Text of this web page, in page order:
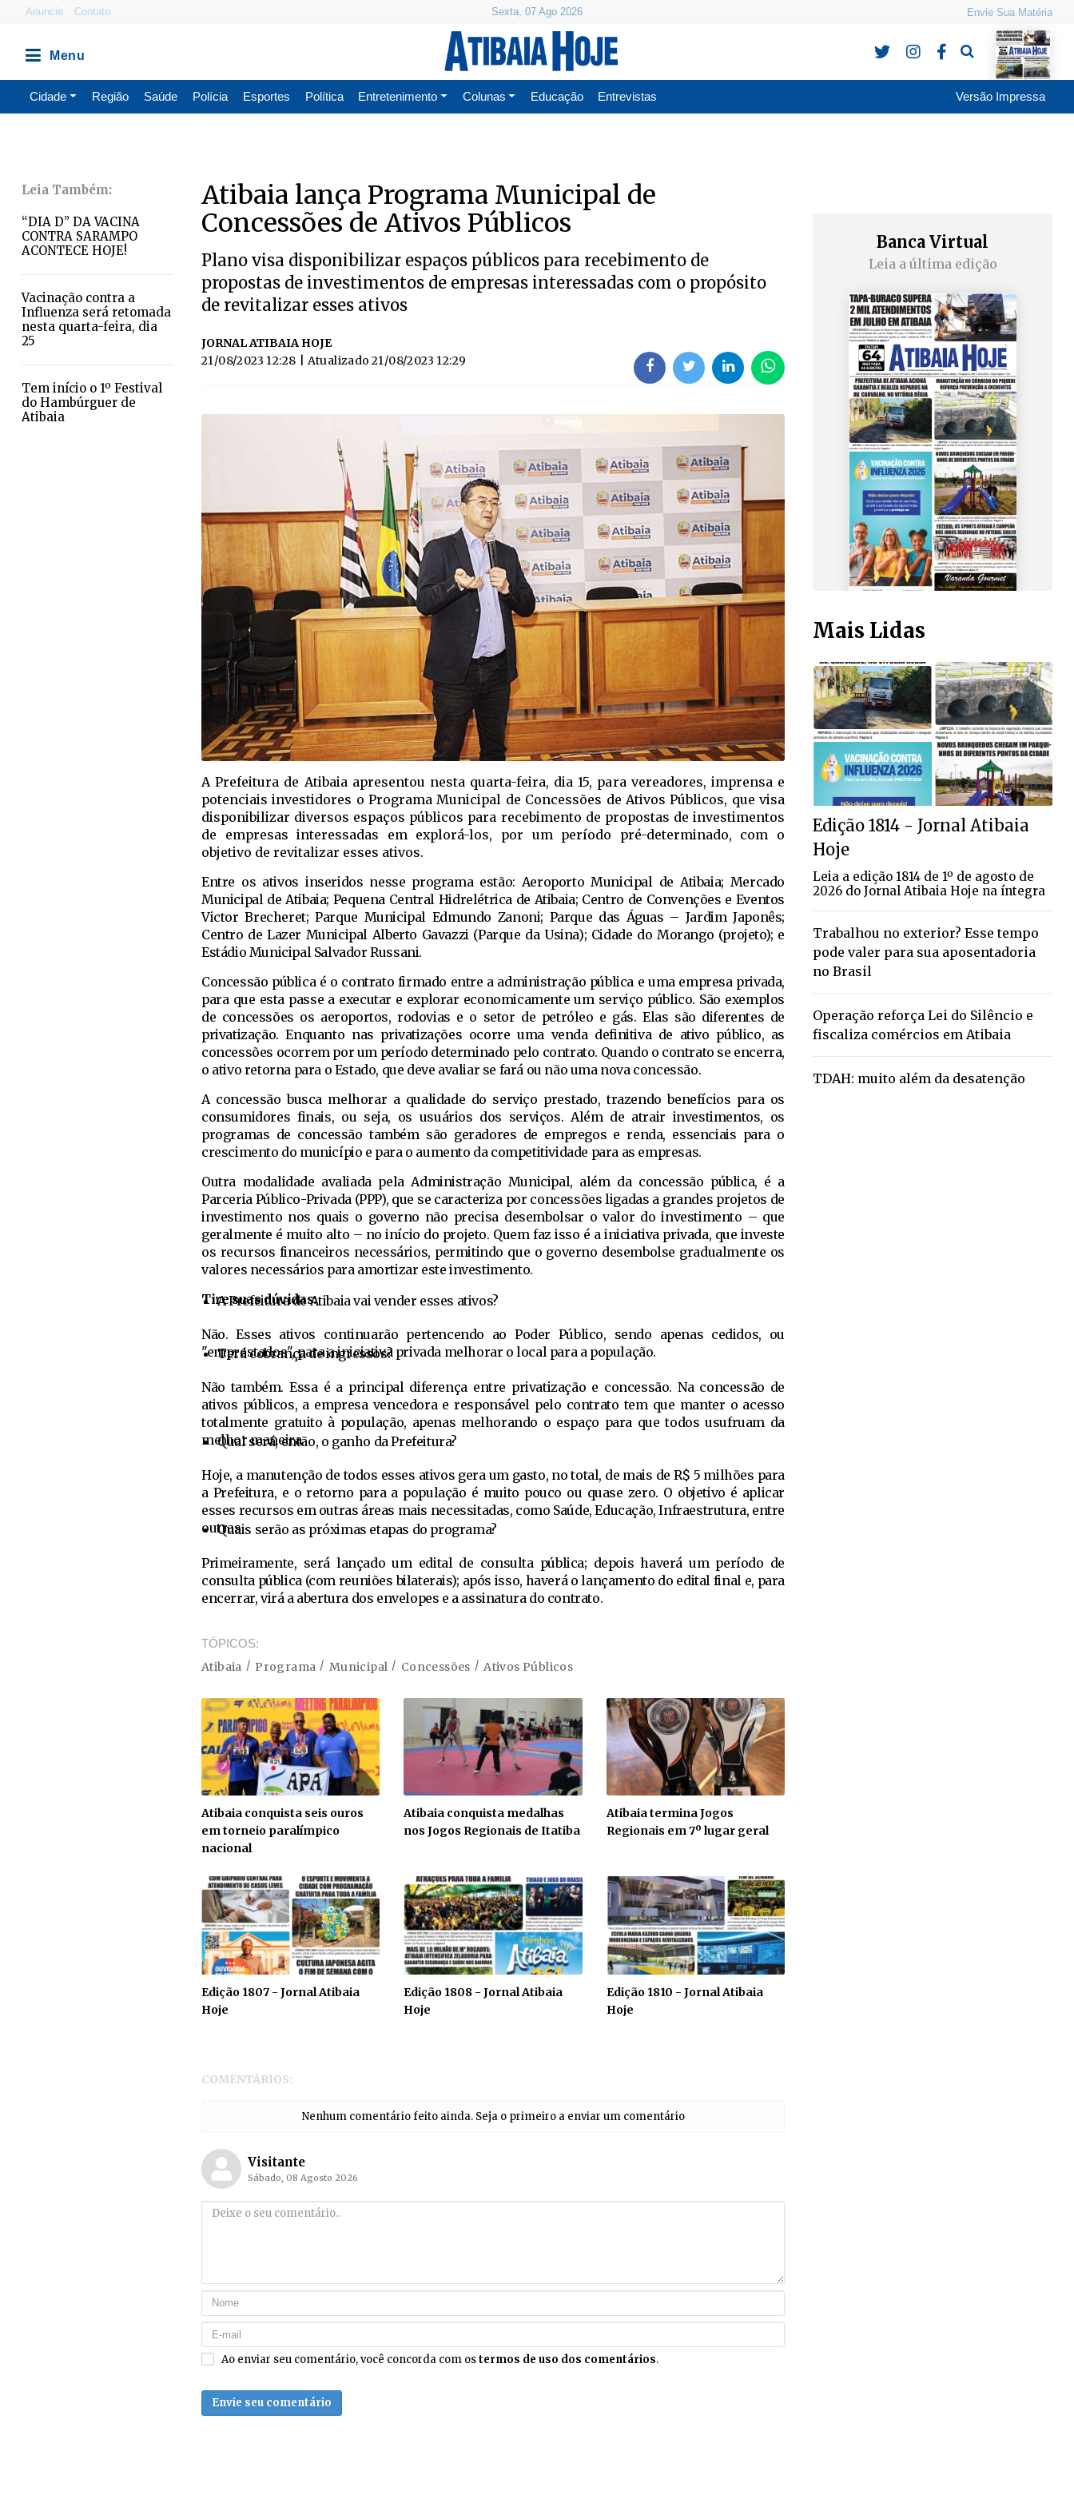
Anuncie Contato Sexta, 07 Ago 2026 Envie Sua Matéria
Pesquisa
Cidade Região Saúde Polícia Esportes Política Entretenimento Colunas Educação Entrevistas Versão Impressa
“DIA D” DA VACINA
CONTRA SARAMPO
ACONTECE HOJE!
​Vacinação contra a
Influenza será retomada
nesta quarta-feira, dia
25
​Tem início o 1º Festival
do Hambúrguer de
Atibaia
Atibaia lança Programa Municipal de
Concessões de Ativos Públicos
Plano visa disponibilizar espaços públicos para recebimento de
propostas de investimentos de empresas interessadas com o propósito
de revitalizar esses ativos
JORNAL ATIBAIA HOJE
21/08/2023 12:28
| Atualizado 21/08/2023 12:29
A Prefeitura de Atibaia apresentou nesta quarta-feira, dia 15, para vereadores, imprensa e
potenciais investidores o Programa Municipal de Concessões de Ativos Públicos, que visa
disponibilizar diversos espaços públicos para recebimento de propostas de investimentos
de empresas interessadas em explorá-los, por um período pré-determinado, com o
objetivo de revitalizar esses ativos.
Entre os ativos inseridos nesse programa estão: Aeroporto Municipal de Atibaia; Mercado
Municipal de Atibaia; Pequena Central Hidrelétrica de Atibaia; Centro de Convenções e Eventos
Victor Brecheret; Parque Municipal Edmundo Zanoni; Parque das Águas – Jardim Japonês;
Centro de Lazer Municipal Alberto Gavazzi (Parque da Usina); Cidade do Morango (projeto); e
Estádio Municipal Salvador Russani.
Concessão pública é o contrato firmado entre a administração pública e uma empresa privada,
para que esta passe a executar e explorar economicamente um serviço público. São exemplos
de concessões os aeroportos, rodovias e o setor de petróleo e gás. Elas são diferentes de
privatização. Enquanto nas privatizações ocorre uma venda definitiva de ativo público, as
concessões ocorrem por um período determinado pelo contrato. Quando o contrato se encerra,
o ativo retorna para o Estado, que deve avaliar se fará ou não uma nova concessão.
A concessão busca melhorar a qualidade do serviço prestado, trazendo benefícios para os
consumidores finais, ou seja, os usuários dos serviços. Além de atrair investimentos, os
programas de concessão também são geradores de empregos e renda, essenciais para o
crescimento do município e para o aumento da competitividade para as empresas.
Outra modalidade avaliada pela Administração Municipal, além da concessão pública, é a
Parceria Público-Privada (PPP), que se caracteriza por concessões ligadas a grandes projetos de
investimento nos quais o governo não precisa desembolsar o valor do investimento – que
geralmente é muito alto – no início do projeto. Quem faz isso é a iniciativa privada, que investe
os recursos financeiros necessários, permitindo que o governo desembolse gradualmente os
valores necessários para amortizar este investimento.
Tire suas dúvidas:
A Prefeitura de Atibaia vai vender esses ativos?
Não. Esses ativos continuarão pertencendo ao Poder Público, sendo apenas cedidos, ou
"emprestados", para a iniciativa privada melhorar o local para a população.
Terá cobrança de ingressos?
Não também. Essa é a principal diferença entre privatização e concessão. Na concessão de
ativos públicos, a empresa vencedora e responsável pelo contrato tem que manter o acesso
totalmente gratuito à população, apenas melhorando o espaço para que todos usufruam da
melhor maneira.
Qual será, então, o ganho da Prefeitura?
Hoje, a manutenção de todos esses ativos gera um gasto, no total, de mais de R$ 5 milhões para
a Prefeitura, e o retorno para a população é muito pouco ou quase zero. O objetivo é aplicar
esses recursos em outras áreas mais necessitadas, como Saúde, Educação, Infraestrutura, entre
outras.
Quais serão as próximas etapas do programa?
Primeiramente, será lançado um edital de consulta pública; depois haverá um período de
consulta pública (com reuniões bilaterais); após isso, haverá o lançamento do edital final e, para
encerrar, virá a abertura dos envelopes e a assinatura do contrato.
TÓPICOS
Atibaia Programa Municipal Concessões Ativos Públicos
Atibaia conquista seis ouros
em torneio paralímpico
nacional
Atibaia conquista medalhas
nos Jogos Regionais de Itatiba
Atibaia termina Jogos
Regionais em 7º lugar geral
Edição 1807 - Jornal Atibaia
Hoje
Edição 1808 - Jornal Atibaia
Hoje
Edição 1810 - Jornal Atibaia
Hoje
COMENTÁRIOS:
Nenhum comentário feito ainda. Seja o primeiro a enviar um comentário
Visitante
Sábado, 08 Agosto 2026
Ao enviar seu comentário, você concorda com ostermos de uso dos comentários.
Envie seu comentário
Banca Virtual
Leia a última edição
Mais Lidas
Edição 1814 - Jornal Atibaia
Hoje
Leia a edição 1814 de 1º de agosto de
2026 do Jornal Atibaia Hoje na íntegra
Trabalhou no exterior? Esse tempo
pode valer para sua aposentadoria
no Brasil
Operação reforça Lei do Silêncio e
fiscaliza comércios em Atibaia
TDAH: muito além da desatenção